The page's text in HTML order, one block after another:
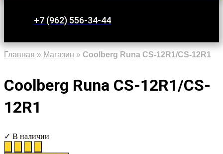
+7 (962) 556-34-44
Главная » Магазин » Coolberg Runa CS-12R1/CS-12R1
Coolberg Runa CS-12R1/CS-
12R1
✓ В наличии